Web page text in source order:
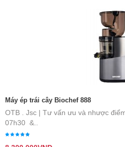
Máy ép trái cây Biochef 888
OTB . Jsc | Tư vấn ưu và nhược
07h30 &..